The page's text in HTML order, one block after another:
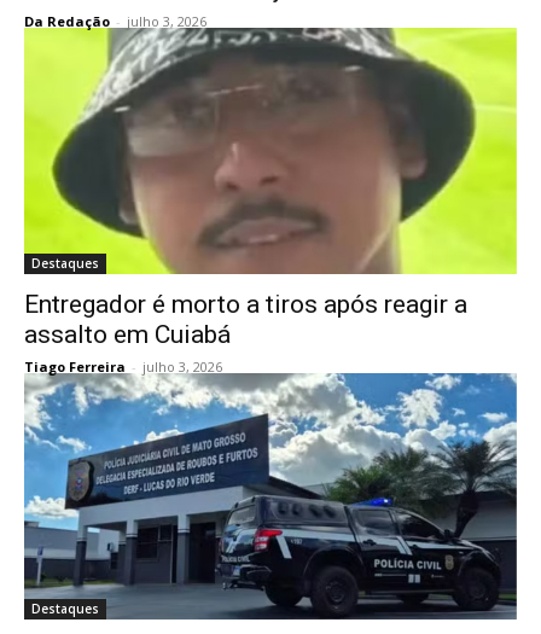
Da Redação - julho 3, 2026
Destaques
Entregador é morto a tiros após reagir a
assalto em Cuiabá
Tiago Ferreira - julho 3, 2026
Destaques